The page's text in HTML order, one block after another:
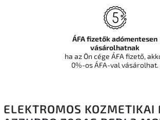
ELEKTROMOS KOZMETIKAI
ÁFA fizetők adómentesen
vásárolhatnak
ha az Ön cége ÁFA fizető,
0%-os ÁFA-val vásárolhat.